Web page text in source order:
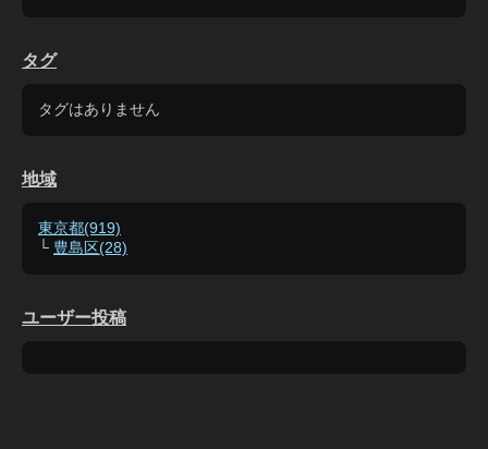
タグ
タグはありません
地域
東京都(919)
└ 豊島区(28)
ユーザー投稿